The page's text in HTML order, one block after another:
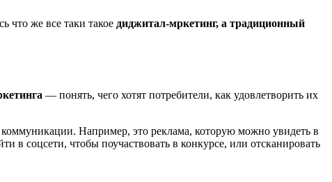
что же все таки такое диджитал-мркетинг, а традиционный
— понять, чего хотят потребители, как удовлетворить их
Например, это реклама, которую можно увидеть в
в соцсети, чтобы поучаствовать в конкурсе, или отсканировать